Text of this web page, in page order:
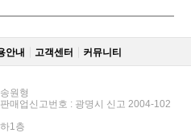
안내 고객센터 커뮤니티
원형
매업신고번호 : 광명시 신고 2004-102
1층